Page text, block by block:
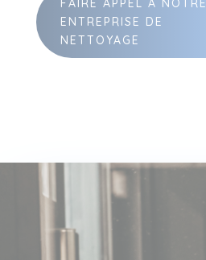
FAIRE APPEL À NOTRE
ENTREPRISE DE
NETTOYAGE